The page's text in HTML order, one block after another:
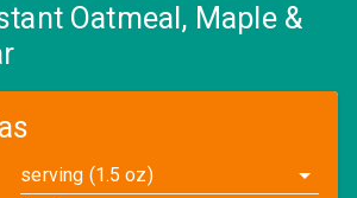
Oatmeal, Maple &
serving (1.5 oz)